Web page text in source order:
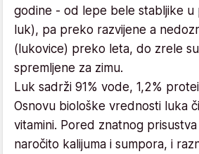
godine - od lepe bele stabljike u
luk), pa preko razvijene a
(lukovice) preko leta, do zrele
spremljene za zimu.
Luk sadrži 91% vode, 1,2%
Osnovu biološke vrednosti luka
vitamini. Pored znatnog
naročito kalijuma i sumpora, i